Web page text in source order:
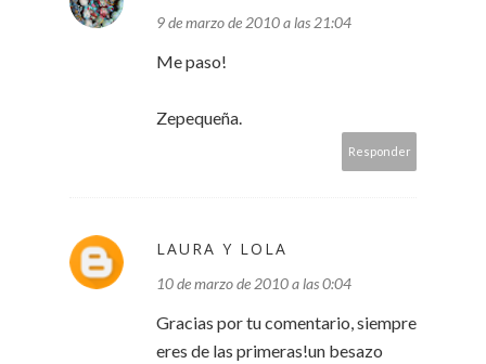
9 de marzo de 2010 a las 21:04
Me paso!
Zepequeña.
Responder
LAURA Y LOLA
10 de marzo de 2010 a las 0:04
Gracias por tu comentario, siempre
eres de las primeras!un besazo